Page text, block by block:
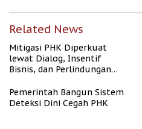
Related News
Mitigasi PHK Diperkuat
lewat Dialog, Insentif
Bisnis, dan Perlindungan
Pemerintah Bangun Sistem
Deteksi Dini Cegah PHK